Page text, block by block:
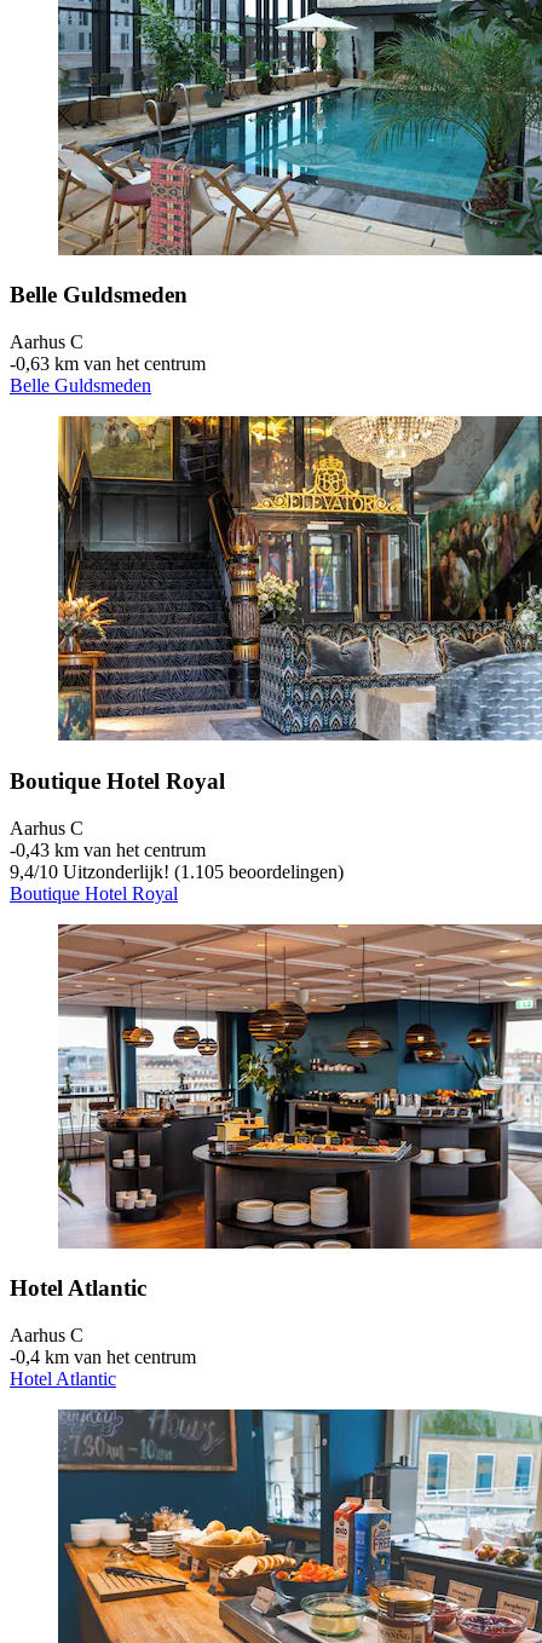
Belle Guldsmeden
Aarhus C
‐0,63 km van het centrum
Belle Guldsmeden
Boutique Hotel Royal
Aarhus C
‐0,43 km van het centrum
9,4/10 Uitzonderlijk! (1.105 beoordelingen)
Boutique Hotel Royal
Hotel Atlantic
Aarhus C
‐0,4 km van het centrum
Hotel Atlantic